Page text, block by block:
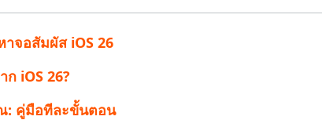
จอสัมผัส iOS 26
iOS 26?
: คู่มือทีละขั้นตอน